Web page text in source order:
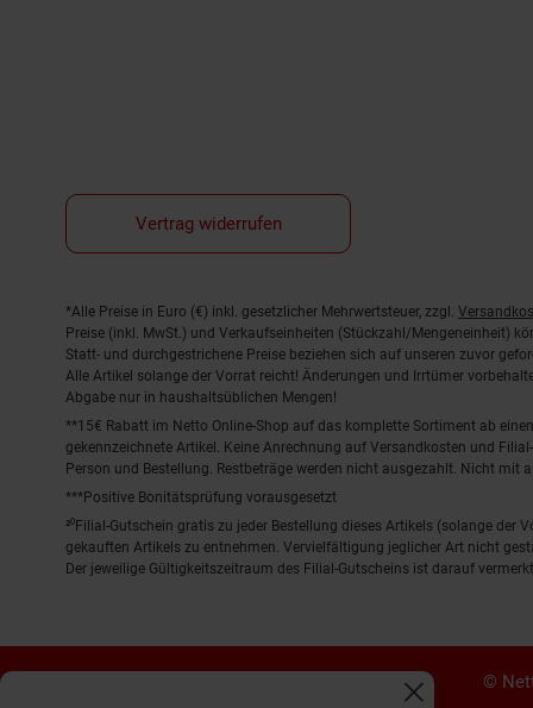
Fenster
Vertrag widerrufen
Fußnoten
*Alle Preise in Euro (€) inkl. gesetzlicher Mehrwertsteuer, zzgl.
Preise (inkl. MwSt.) und Verkaufseinheiten (Stückzahl/Mengeneinheit)
Statt- und durchgestrichene Preise beziehen sich auf unseren zuvor
Alle Artikel solange der Vorrat reicht! Änderungen und Irrtümer
Abgabe nur in haushaltsüblichen Mengen!
**15€ Rabatt im Netto Online-Shop auf das komplette Sortiment ab
gekennzeichnete Artikel. Keine Anrechnung auf Versandkosten und
Person und Bestellung. Restbeträge werden nicht ausgezahlt. Nicht mit
***Positive Bonitätsprüfung vorausgesetzt
²⁰Filial-Gutschein gratis zu jeder Bestellung dieses Artikels (solange
gekauften Artikels zu entnehmen. Vervielfältigung jeglicher Art nicht
Der jeweilige Gültigkeitszeitraum des Filial-Gutscheins ist darauf
©